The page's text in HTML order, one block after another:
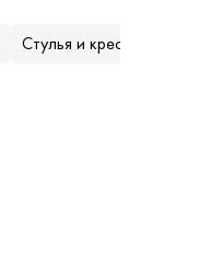
Стулья и кресла